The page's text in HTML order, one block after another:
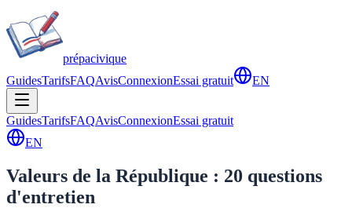
prépacivique
GuidesTarifsFAQAvisConnexionEssai gratuit EN
GuidesTarifsFAQAvisConnexionEssai gratuit
EN
Valeurs de la République : 20 questions
d'entretien